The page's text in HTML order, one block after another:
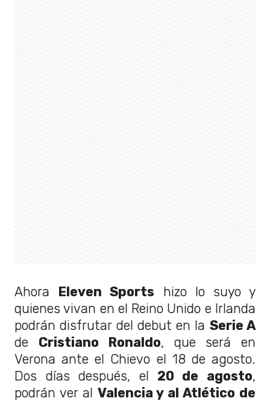
Ahora Eleven Sports hizo lo suyo y
quienes vivan en el Reino Unido e Irlanda
podrán disfrutar del debut en la Serie A
de Cristiano Ronaldo, que será en
Verona ante el Chievo el 18 de agosto.
Dos días después, el 20 de agosto,
podrán ver al Valencia y al Atlético de